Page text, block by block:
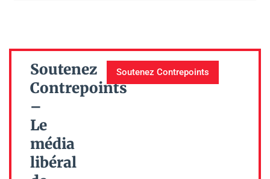
Soutenez
Contrepoints
–
Le
média
libéral
Soutenez Contrepoints